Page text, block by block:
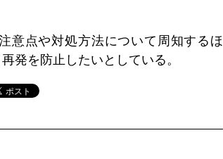
意点や対処方法について周知するほ
発を防止したいとしている。